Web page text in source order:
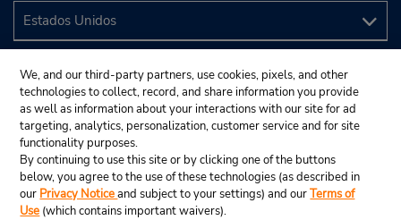
We, and our third-party partners, use cookies, pixels, and other
technologies to collect, record, and share information you provide
as well as information about your interactions with our site for ad
targeting, analytics, personalization, customer service and for site
functionality purposes.
By continuing to use this site or by clicking one of the buttons
below, you agree to the use of these technologies (as described in
our Privacy Noticeand subject to your settings) and ourTerms of
Use (which contains important waivers).